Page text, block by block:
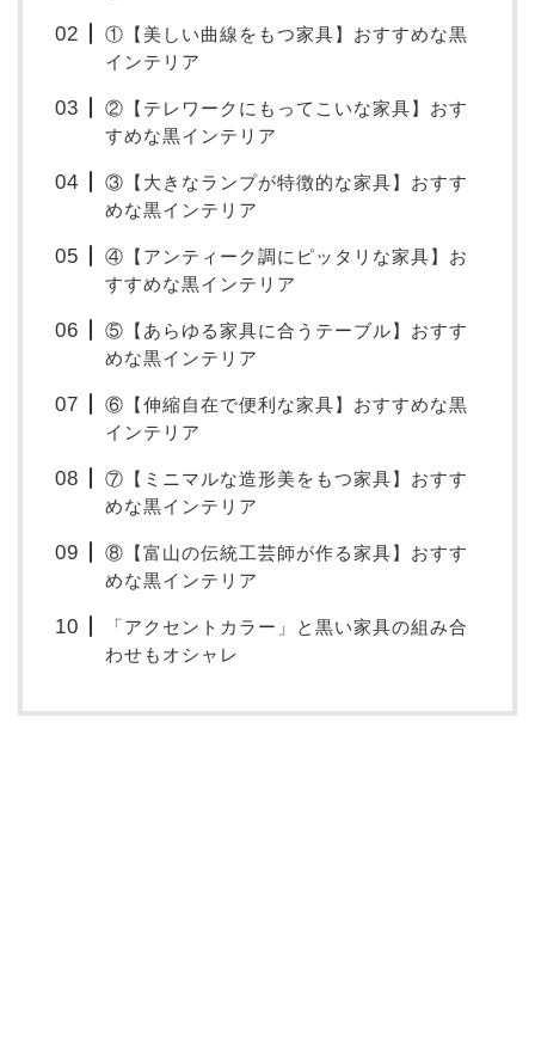
①【美しい曲線をもつ家具】おすすめな黒
インテリア
②【テレワークにもってこいな家具】おす
すめな黒インテリア
③【大きなランプが特徴的な家具】おすす
めな黒インテリア
④【アンティーク調にピッタリな家具】お
すすめな黒インテリア
⑤【あらゆる家具に合うテーブル】おすす
めな黒インテリア
⑥【伸縮自在で便利な家具】おすすめな黒
インテリア
⑦【ミニマルな造形美をもつ家具】おすす
めな黒インテリア
⑧【富山の伝統工芸師が作る家具】おすす
めな黒インテリア
「アクセントカラー」と黒い家具の組み合
わせもオシャレ